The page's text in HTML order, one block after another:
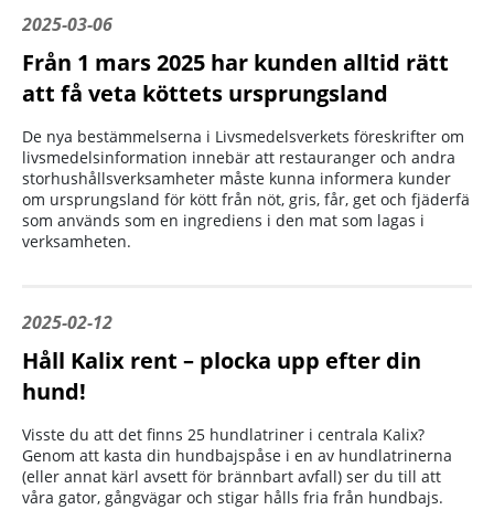
2025-03-06
Från 1 mars 2025 har kunden alltid rätt
att få veta köttets ursprungsland
De nya bestämmelserna i Livsmedelsverkets föreskrifter om
livsmedelsinformation innebär att restauranger och andra
storhushållsverksamheter måste kunna informera kunder
om ursprungsland för kött från nöt, gris, får, get och fjäderfä
som används som en ingrediens i den mat som lagas i
verksamheten.
2025-02-12
Håll Kalix rent – plocka upp efter din
hund!
Visste du att det finns 25 hundlatriner i centrala Kalix?
Genom att kasta din hundbajspåse i en av hundlatrinerna
(eller annat kärl avsett för brännbart avfall) ser du till att
våra gator, gångvägar och stigar hålls fria från hundbajs.